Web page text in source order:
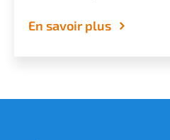
En savoir plus